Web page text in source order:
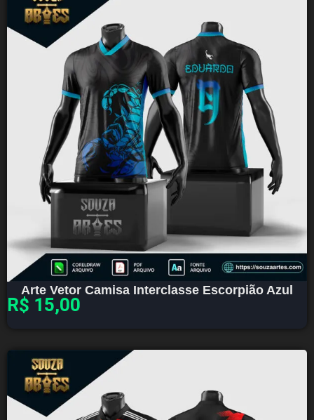
Arte Vetor Camisa Interclasse Escorpião Azul
R$ 15,00